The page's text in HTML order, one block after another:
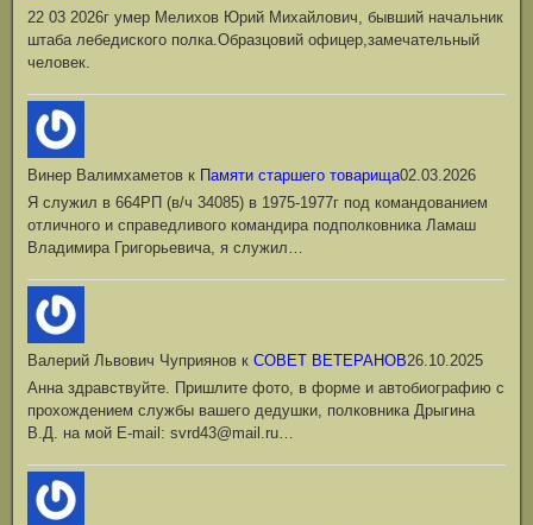
22 03 2026г умер Мелихов Юрий Михайлович, бывший начальник
штаба лебедиского полка.Образцовий офицер,замечательный
человек.
Винер Валимхаметов к Памяти старшего товарища02.03.2026
Я служил в 664РП (в/ч 34085) в 1975-1977г под командованием
отличного и справедливого командира подполковника Ламаш
Владимира Григорьевича, я служил…
Валерий Львович Чуприянов к СОВЕТ ВЕТЕРАНОВ26.10.2025
Анна здравствуйте. Пришлите фото, в форме и автобиографию с
прохождением службы вашего дедушки, полковника Дрыгина
В.Д. на мой Е-mail: svrd43@mail.ru…